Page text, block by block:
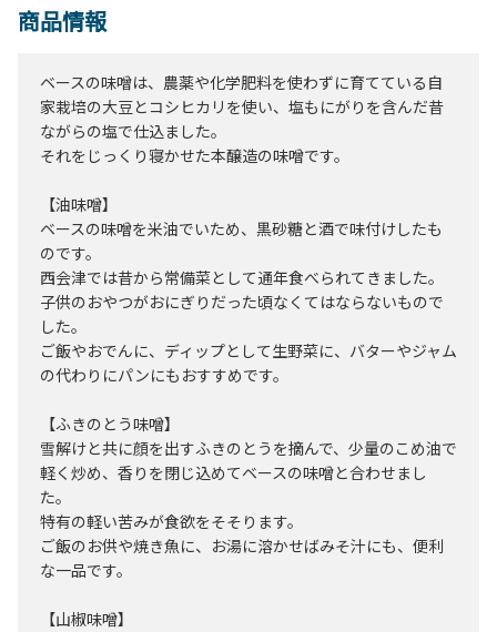
商品情報
ベースの味噌は、農薬や化学肥料を使わずに育てている自
家栽培の大豆とコシヒカリを使い、塩もにがりを含んだ昔
ながらの塩で仕込ました。
それをじっくり寝かせた本醸造の味噌です。
【油味噌】
ベースの味噌を米油でいため、黒砂糖と酒で味付けしたも
のです。
西会津では昔から常備菜として通年食べられてきました。
子供のおやつがおにぎりだった頃なくてはならないもので
した。
ご飯やおでんに、ディップとして生野菜に、バターやジャム
の代わりにパンにもおすすめです。
【ふきのとう味噌】
雪解けと共に顔を出すふきのとうを摘んで、少量のこめ油で
軽く炒め、香りを閉じ込めてベースの味噌と合わせまし
た。
特有の軽い苦みが食欲をそそります。
ご飯のお供や焼き魚に、お湯に溶かせばみそ汁にも、便利
な一品です。
【山椒味噌】